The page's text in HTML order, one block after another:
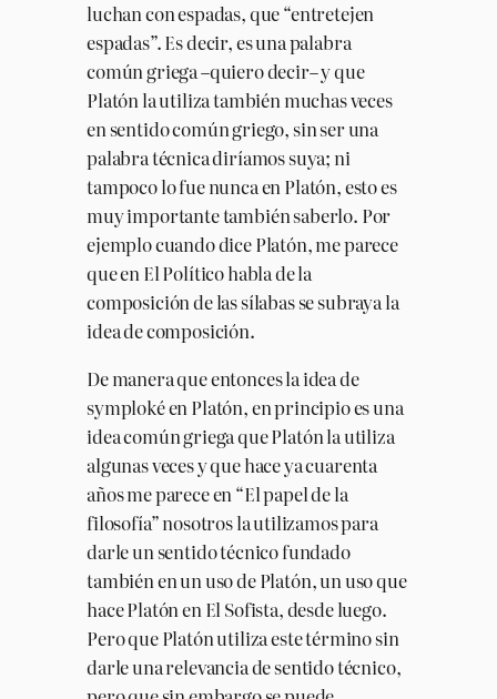
luchan con espadas, que “entretejen
espadas”. Es decir, es una palabra
común griega –quiero decir– y que
Platón la utiliza también muchas veces
en sentido común griego, sin ser una
palabra técnica diríamos suya; ni
tampoco lo fue nunca en Platón, esto es
muy importante también saberlo. Por
ejemplo cuando dice Platón, me parece
que en El Político habla de la
composición de las sílabas se subraya la
idea de composición.
De manera que entonces la idea de
symploké en Platón, en principio es una
idea común griega que Platón la utiliza
algunas veces y que hace ya cuarenta
años me parece en “El papel de la
filosofía” nosotros la utilizamos para
darle un sentido técnico fundado
también en un uso de Platón, un uso que
hace Platón en El Sofista, desde luego.
Pero que Platón utiliza este término sin
darle una relevancia de sentido técnico,